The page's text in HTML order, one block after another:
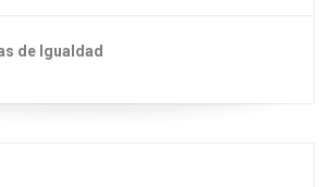
de Igualdad